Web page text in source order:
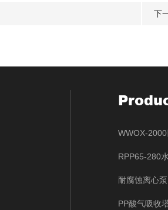
下
WWOX-
RPP65-280
耐腐蚀离心泵
PP酸气吸收